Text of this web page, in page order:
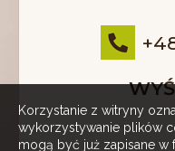
Korzystanie z witryny
wykorzystywanie plików
mogą być już zapisane w